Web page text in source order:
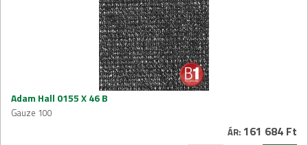
Adam Hall 0155 X 46 B
Gauze 100
ÁR: 161 684 Ft